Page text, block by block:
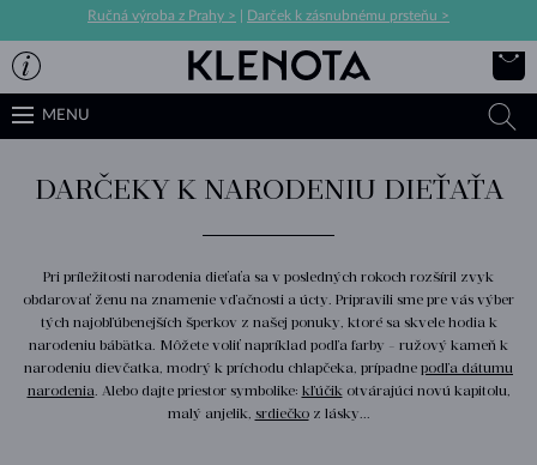
Ručná výroba z Prahy > Darček k zásnubnému prsteňu >
MENU
DARČEKY K NARODENIU DIEŤAŤA
Pri príležitosti narodenia dieťaťa sa v posledných rokoch rozšíril zvyk
obdarovať ženu na znamenie vďačnosti a úcty. Pripravili sme pre vás výber
tých najobľúbenejších šperkov z našej ponuky, ktoré sa skvele hodia k
narodeniu bábätka. Môžete voliť napríklad podľa farby - ružový kameň k
narodeniu dievčatka, modrý k príchodu chlapčeka, prípadne podľa dátumu
narodenia. Alebo dajte priestor symbolike: kľúčikotvárajúci novú kapitolu,
malý anjelik, srdiečkoz lásky...